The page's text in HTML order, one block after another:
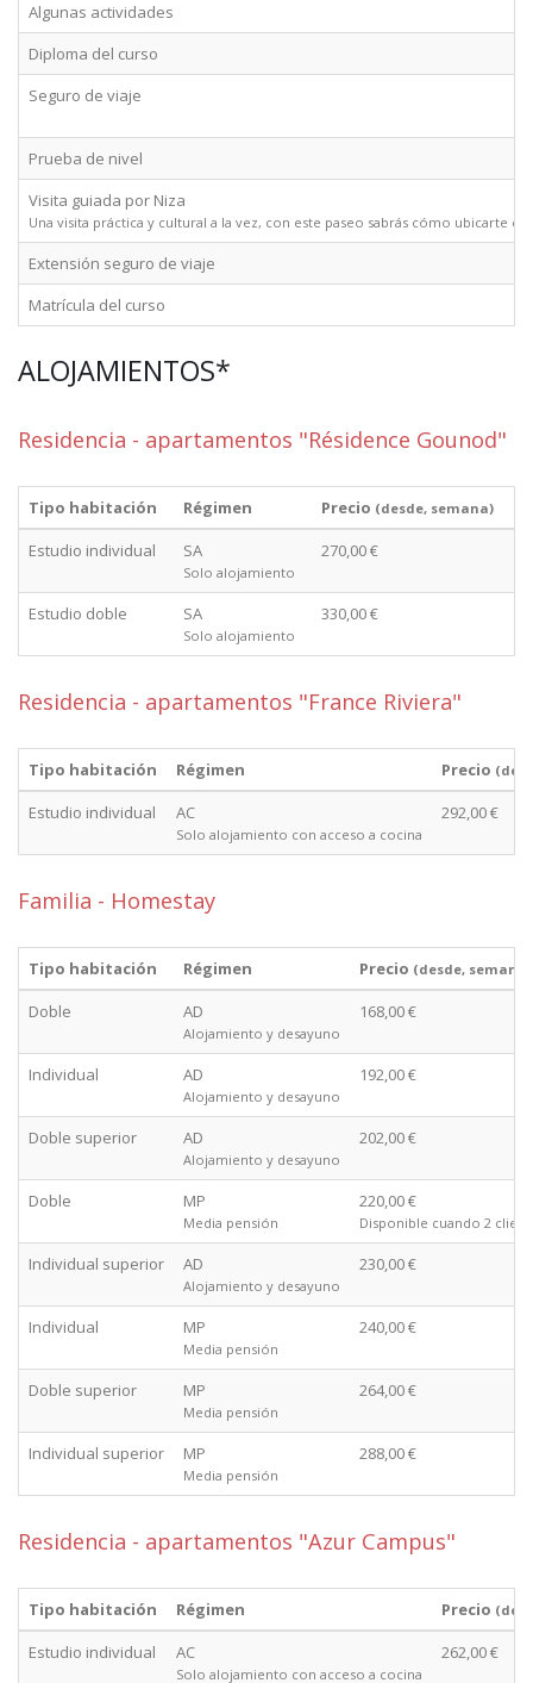
Algunas actividades
Diploma del curso
Seguro de viaje
Prueba de nivel
Visita guiada por Niza
Una visita práctica y cultural a la vez, con este paseo sabrás cómo ubicarte
Extensión seguro de viaje
Matrícula del curso
ALOJAMIENTOS*
Residencia - apartamentos "Résidence Gounod"
Tipo habitación Régimen Precio (desde, semana)
Estudio individual SA
Solo alojamiento
270,00 €
Estudio doble SA
Solo alojamiento
330,00 €
Residencia - apartamentos "France Riviera"
Tipo habitación Régimen Precio
Estudio individual AC
Solo alojamiento con acceso a cocina
292,00 €
Familia - Homestay
Tipo habitación Régimen Precio (desde, semana)
Doble AD
Alojamiento y desayuno
168,00 €
Individual AD
Alojamiento y desayuno
192,00 €
Doble superior AD
Alojamiento y desayuno
202,00 €
Doble MP
Media pensión
220,00 €
Disponible cuando 2
Individual superior AD
Alojamiento y desayuno
230,00 €
Individual MP
Media pensión
240,00 €
Doble superior MP
Media pensión
264,00 €
Individual superior MP
Media pensión
288,00 €
Residencia - apartamentos "Azur Campus"
Tipo habitación Régimen Precio
Estudio individual AC
Solo alojamiento con acceso a cocina
262,00 €